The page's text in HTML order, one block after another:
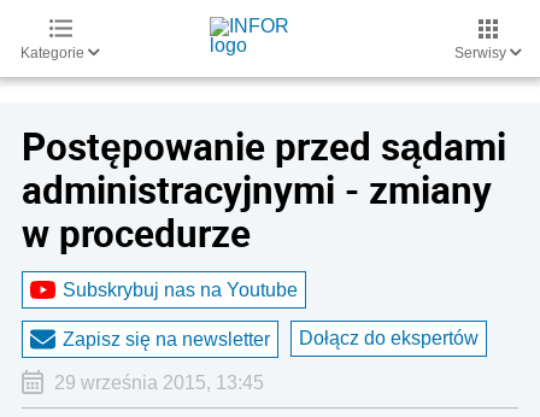
Kategorie Serwisy
Postępowanie przed sądami
administracyjnymi - zmiany
w procedurze
Subskrybuj nas na Youtube
Zapisz się na newsletter Dołącz do ekspertów
29 września 2015, 13:45